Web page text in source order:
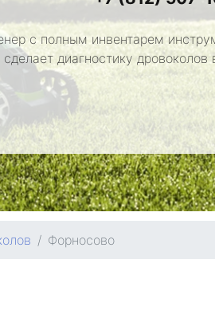
с полным инвентарем
диагностику
Форносово